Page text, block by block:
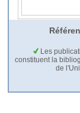
Les
constituent la
de